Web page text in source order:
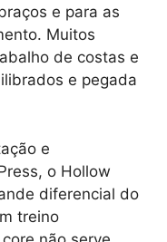
e para as
Muitos
de costas e
e pegada
e
o Hollow
diferencial do
treino